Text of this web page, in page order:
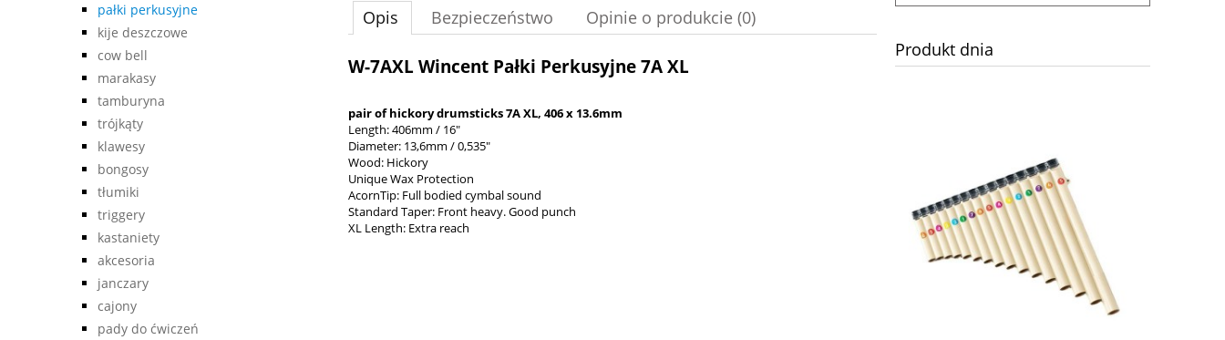
pałki perkusyjne
kije deszczowe
cow bell
marakasy
tamburyna
trójkąty
klawesy
bongosy
tłumiki
triggery
kastaniety
akcesoria
janczary
cajony
pady do ćwiczeń
Opis Bezpieczeństwo Opinie o produkcie (0)
W-7AXL Wincent Pałki Perkusyjne 7A XL
pair of hickory drumsticks 7A XL, 406 x 13.6mm
Length: 406mm / 16"
Diameter: 13,6mm / 0,535"
Wood: Hickory
Unique Wax Protection
AcornTip: Full bodied cymbal sound
Standard Taper: Front heavy. Good punch
XL Length: Extra reach
Produkt dnia